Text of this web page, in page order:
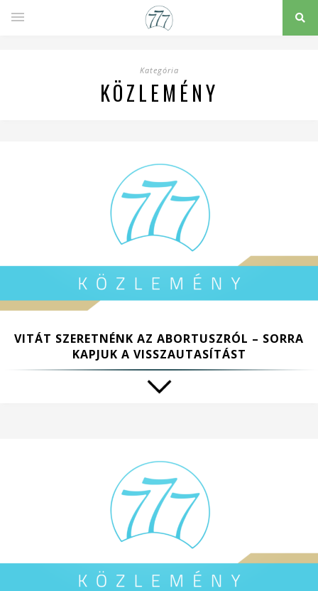
Kategória
KÖZLEMÉNY
VITÁT SZERETNÉNK AZ ABORTUSZRÓL – SORRA
KAPJUK A VISSZAUTASÍTÁST